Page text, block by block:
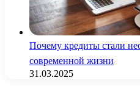
Почему кредиты стали
современной жизни
31.03.2025